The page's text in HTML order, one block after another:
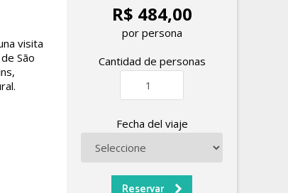
visita
São
R$ 484,00
por persona
Cantidad de personas
Fecha del viaje